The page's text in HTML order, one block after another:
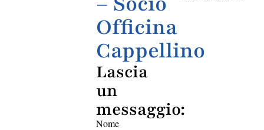
Officina
Cappellino
Lascia
un
messaggio:
Nome